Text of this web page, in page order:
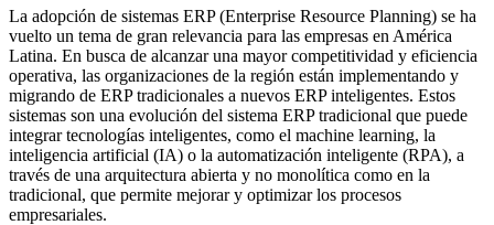
La adopción de sistemas ERP (Enterprise Resource Planning) se ha
vuelto un tema de gran relevancia para las empresas en América
Latina. En busca de alcanzar una mayor competitividad y eficiencia
operativa, las organizaciones de la región están implementando y
migrando de ERP tradicionales a nuevos ERP inteligentes. Estos
sistemas son una evolución del sistema ERP tradicional que puede
integrar tecnologías inteligentes, como el machine learning, la
inteligencia artificial (IA) o la automatización inteligente (RPA), a
través de una arquitectura abierta y no monolítica como en la
tradicional, que permite mejorar y optimizar los procesos
empresariales.